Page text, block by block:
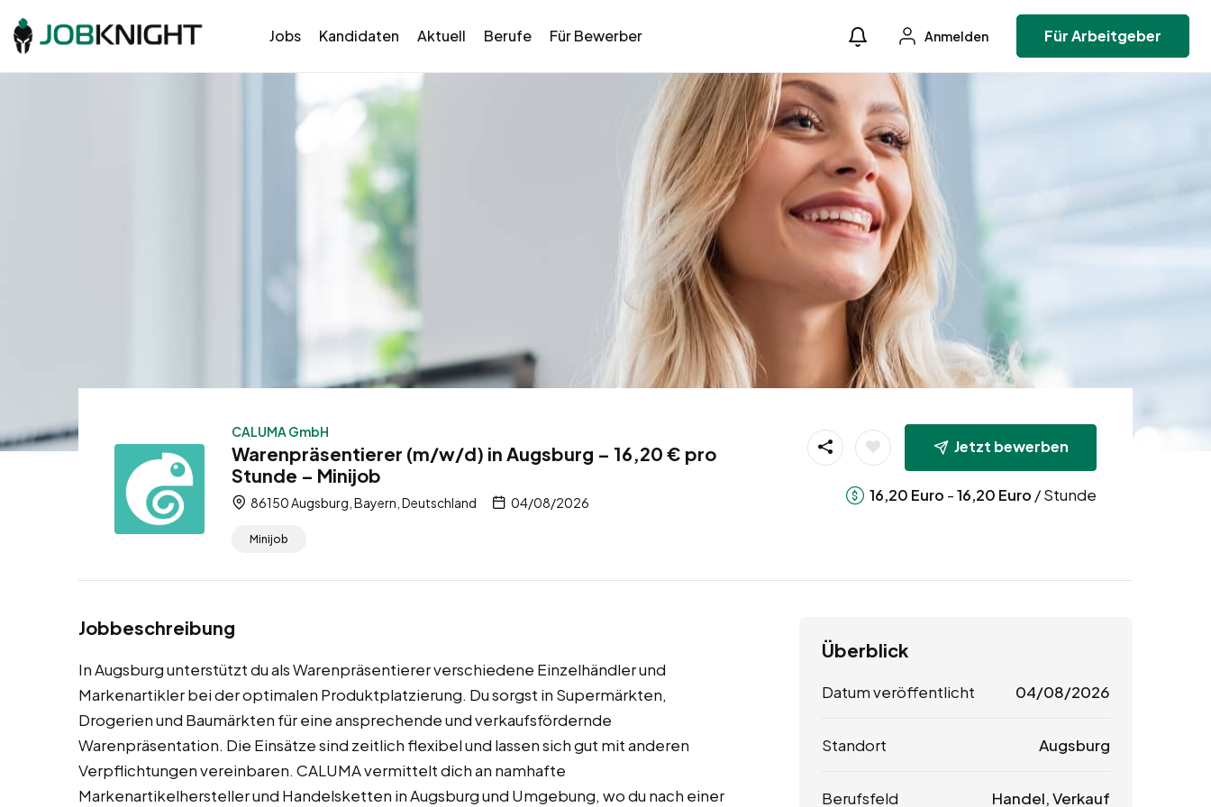
Jobs Kandidaten Aktuell Berufe Für Bewerber Anmelden Für Arbeitgeber
CALUMA GmbH
Warenpräsentierer (m/w/d) in Augsburg – 16,20 € pro
Stunde – Minijob
86150 Augsburg, Bayern, Deutschland 04/08/2026
Minijob
Jetzt bewerben
16,20 Euro -16,20 Euro / Stunde
Jobbeschreibung
In Augsburg unterstützt du als Warenpräsentierer verschiedene Einzelhändler und
Markenartikler bei der optimalen Produktplatzierung. Du sorgst in Supermärkten,
Drogerien und Baumärkten für eine ansprechende und verkaufsfördernde
Warenpräsentation. Die Einsätze sind zeitlich flexibel und lassen sich gut mit anderen
Verpflichtungen vereinbaren. CALUMA vermittelt dich an namhafte
Markenartikelhersteller und Handelsketten in Augsburg und Umgebung, wo du nach einer
Überblick
Datum veröffentlicht 04/08/2026
Standort Augsburg
Berufsfeld Handel, Verkauf